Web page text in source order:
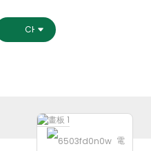
CHINESE TRADITIONAL
電